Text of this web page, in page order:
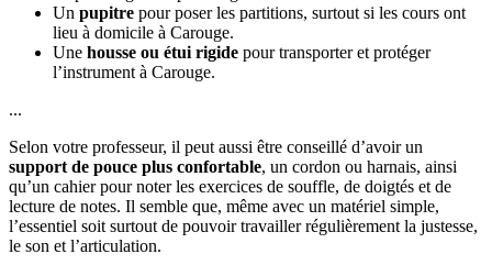
Un pupitre pour poser les partitions, surtout si les cours ont
lieu à domicile à Carouge.
Une housse ou étui rigide pour transporter et protéger
l’instrument à Carouge.
...
Selon votre professeur, il peut aussi être conseillé d’avoir un
support de pouce plus confortable, un cordon ou harnais, ainsi
qu’un cahier pour noter les exercices de souffle, de doigtés et de
lecture de notes. Il semble que, même avec un matériel simple,
l’essentiel soit surtout de pouvoir travailler régulièrement la justesse,
le son et l’articulation.